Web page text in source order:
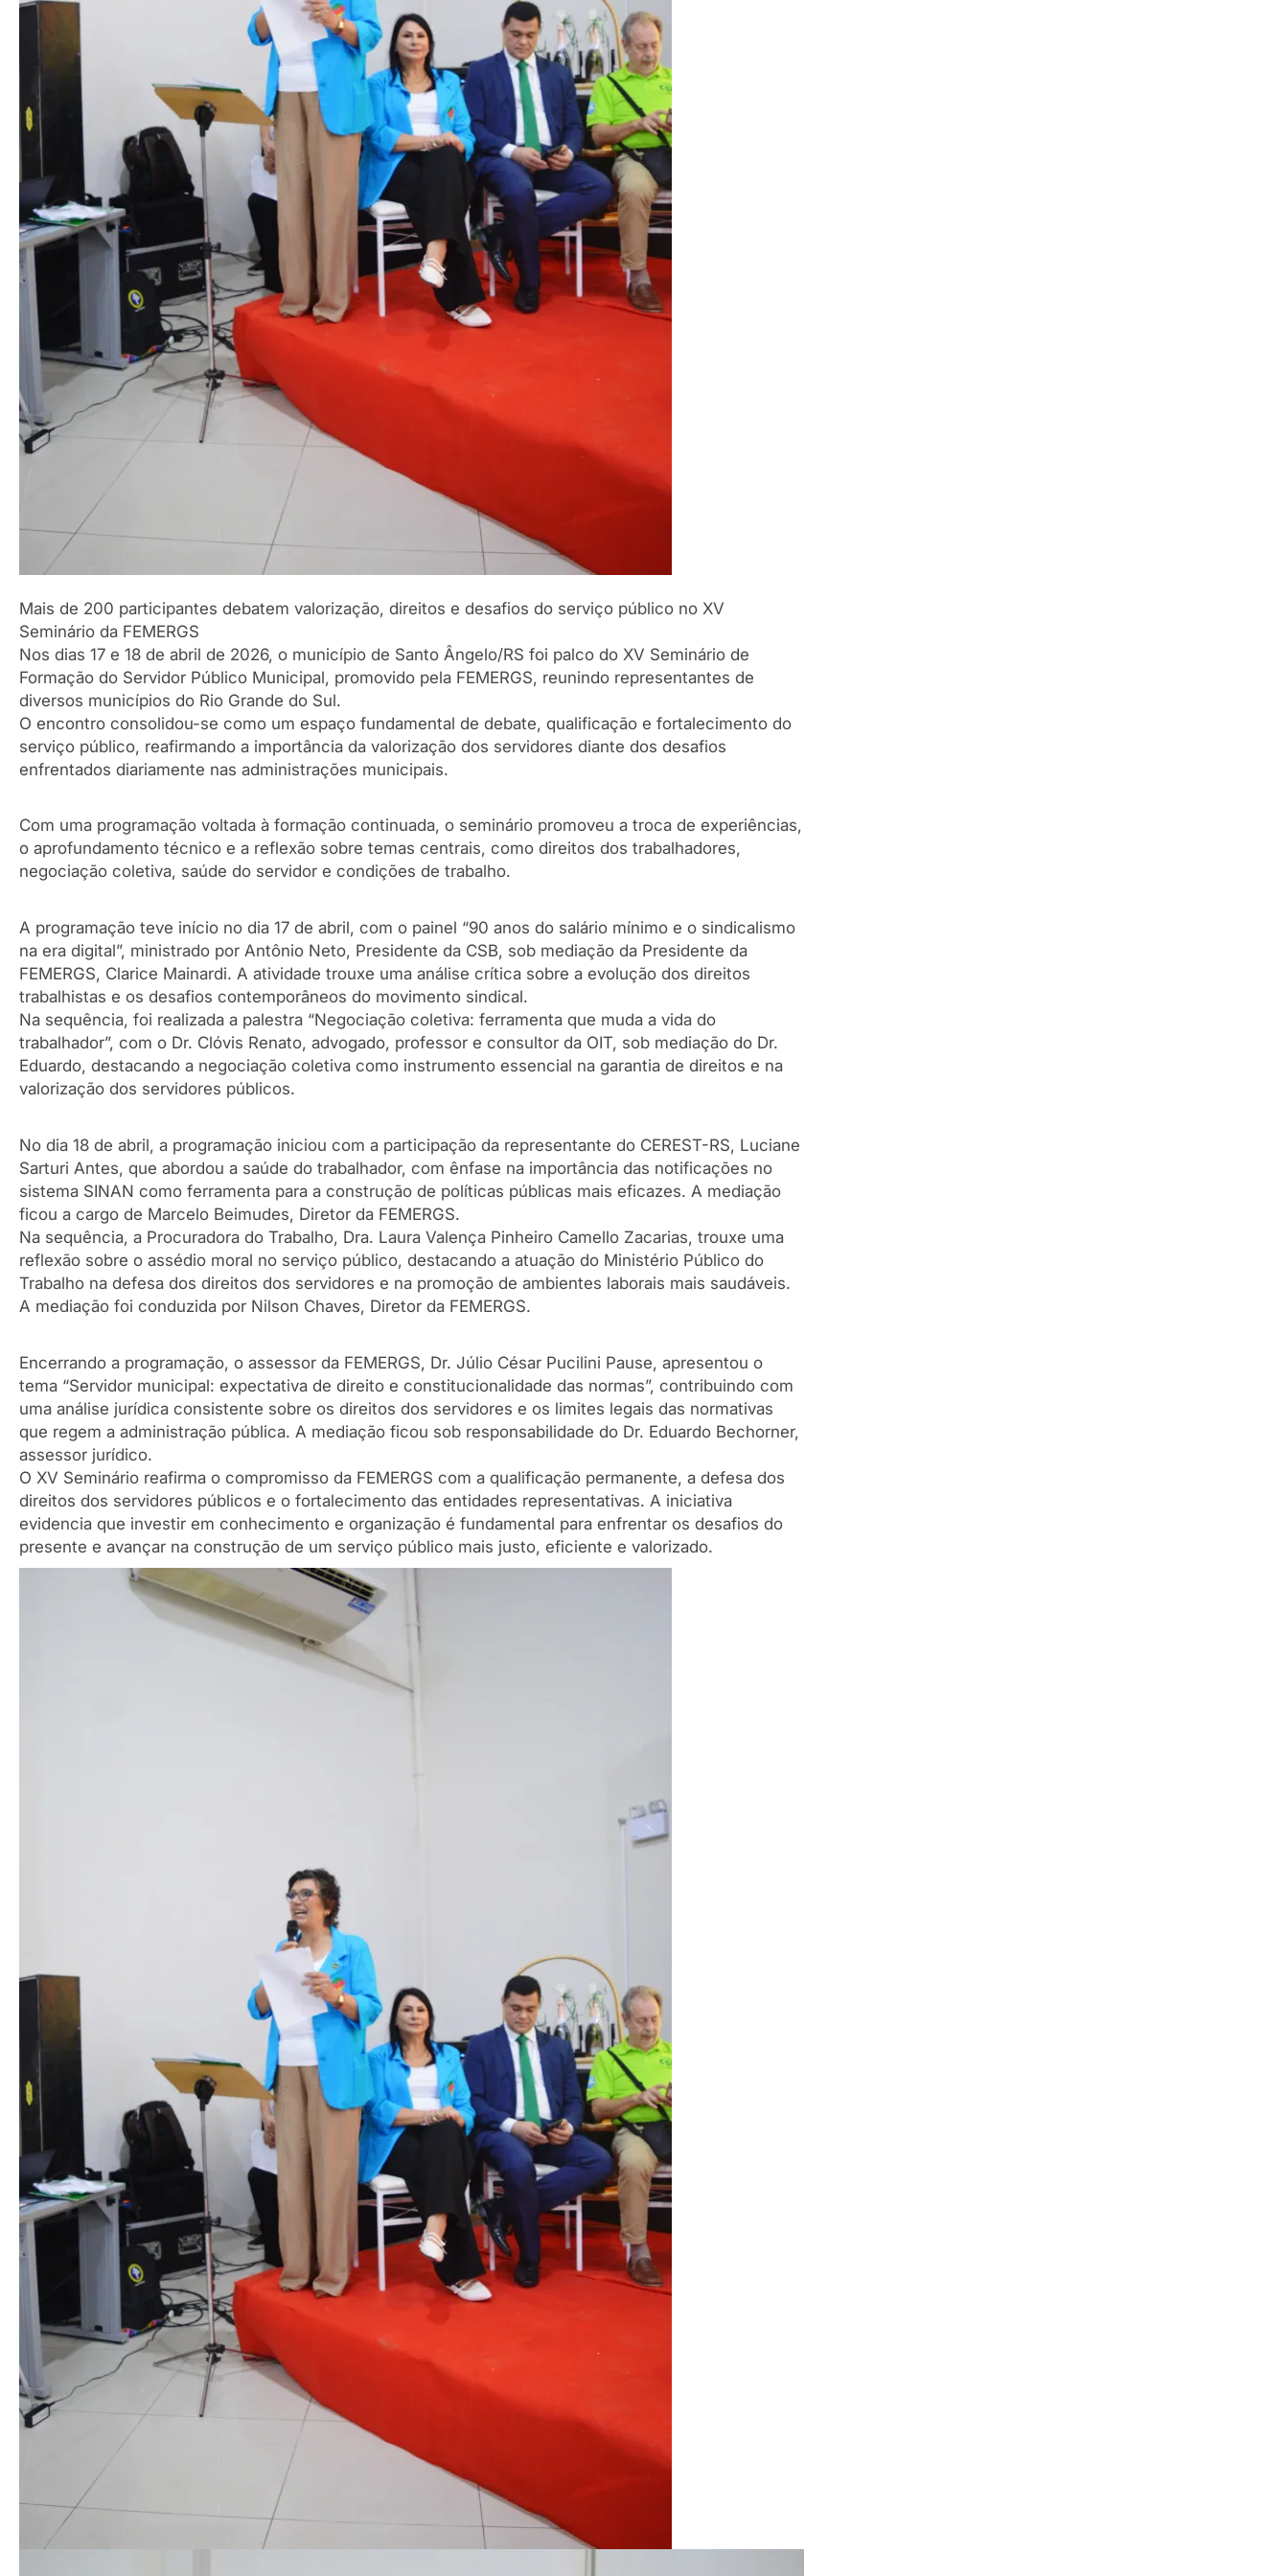
Mais de 200 participantes debatem valorização, direitos e desafios do serviço público no XV
Seminário da FEMERGS
Nos dias 17 e 18 de abril de 2026, o município de Santo Ângelo/RS foi palco do XV Seminário de
Formação do Servidor Público Municipal, promovido pela FEMERGS, reunindo representantes de
diversos municípios do Rio Grande do Sul.
O encontro consolidou-se como um espaço fundamental de debate, qualificação e fortalecimento do
serviço público, reafirmando a importância da valorização dos servidores diante dos desafios
enfrentados diariamente nas administrações municipais.
Com uma programação voltada à formação continuada, o seminário promoveu a troca de experiências,
o aprofundamento técnico e a reflexão sobre temas centrais, como direitos dos trabalhadores,
negociação coletiva, saúde do servidor e condições de trabalho.
A programação teve início no dia 17 de abril, com o painel “90 anos do salário mínimo e o sindicalismo
na era digital”, ministrado por Antônio Neto, Presidente da CSB, sob mediação da Presidente da
FEMERGS, Clarice Mainardi. A atividade trouxe uma análise crítica sobre a evolução dos direitos
trabalhistas e os desafios contemporâneos do movimento sindical.
Na sequência, foi realizada a palestra “Negociação coletiva: ferramenta que muda a vida do
trabalhador”, com o Dr. Clóvis Renato, advogado, professor e consultor da OIT, sob mediação do Dr.
Eduardo, destacando a negociação coletiva como instrumento essencial na garantia de direitos e na
valorização dos servidores públicos.
No dia 18 de abril, a programação iniciou com a participação da representante do CEREST-RS, Luciane
Sarturi Antes, que abordou a saúde do trabalhador, com ênfase na importância das notificações no
sistema SINAN como ferramenta para a construção de políticas públicas mais eficazes. A mediação
ficou a cargo de Marcelo Beimudes, Diretor da FEMERGS.
Na sequência, a Procuradora do Trabalho, Dra. Laura Valença Pinheiro Camello Zacarias, trouxe uma
reflexão sobre o assédio moral no serviço público, destacando a atuação do Ministério Público do
Trabalho na defesa dos direitos dos servidores e na promoção de ambientes laborais mais saudáveis.
A mediação foi conduzida por Nilson Chaves, Diretor da FEMERGS.
Encerrando a programação, o assessor da FEMERGS, Dr. Júlio César Pucilini Pause, apresentou o
tema “Servidor municipal: expectativa de direito e constitucionalidade das normas”, contribuindo com
uma análise jurídica consistente sobre os direitos dos servidores e os limites legais das normativas
que regem a administração pública. A mediação ficou sob responsabilidade do Dr. Eduardo Bechorner,
assessor jurídico.
O XV Seminário reafirma o compromisso da FEMERGS com a qualificação permanente, a defesa dos
direitos dos servidores públicos e o fortalecimento das entidades representativas. A iniciativa
evidencia que investir em conhecimento e organização é fundamental para enfrentar os desafios do
presente e avançar na construção de um serviço público mais justo, eficiente e valorizado.